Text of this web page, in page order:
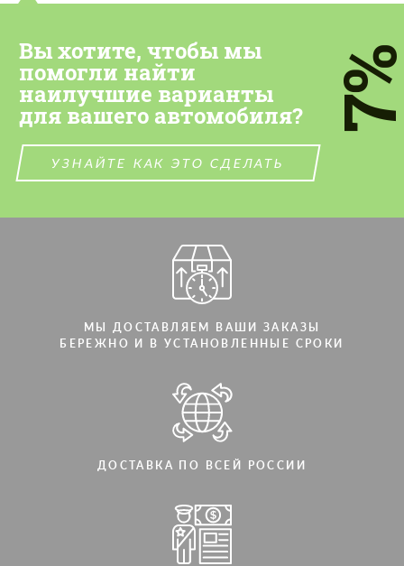
Вы хотите, чтобы мы
помогли найти
наилучшие варианты
для вашего автомобиля?
УЗНАЙТЕ КАК ЭТО СДЕЛАТЬ
МЫ ДОСТАВЛЯЕМ ВАШИ ЗАКАЗЫ
БЕРЕЖНО И В УСТАНОВЛЕННЫЕ СРОКИ
ДОСТАВКА ПО ВСЕЙ РОССИИ
СВЯЖИТЕСЬ СО МНОЙ
Мы говорим на вашем языке
СВЯЖИТЕСЬ СО МНОЙ
Мы говорим на вашем языке